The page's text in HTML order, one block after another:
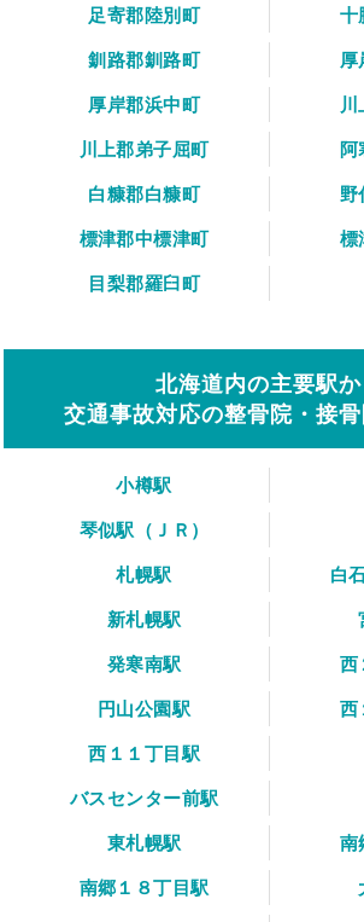
足寄郡陸別町
十
釧路郡釧路町
厚
厚岸郡浜中町
川上郡弟子屈町
阿
白糠郡白糠町
野
標津郡中標津町
標
目梨郡羅臼町
北海道内の主要駅か
交通事故対応の整骨院・接
小樽駅
琴似駅（ＪＲ）
札幌駅
白
新札幌駅
発寒南駅
西
円山公園駅
西
西１１丁目駅
バスセンター前駅
東札幌駅
南
南郷１８丁目駅